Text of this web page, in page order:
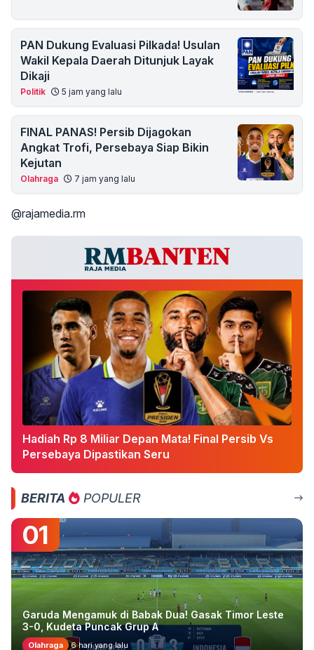
PAN Dukung Evaluasi Pilkada! Usulan
Wakil Kepala Daerah Ditunjuk Layak
Dikaji
Politik 5 jam yang lalu
FINAL PANAS! Persib Dijagokan
Angkat Trofi, Persebaya Siap Bikin
Kejutan
Olahraga 7 jam yang lalu
@rajamedia.rm
Hadiah Rp 8 Miliar Depan Mata! Final Persib Vs
Persebaya Dipastikan Seru
BERITA POPULER
01
Garuda Mengamuk di Babak Dua! Gasak Timor Leste
3-0, Kudeta Puncak Grup A
Olahraga 6 hari yang lalu